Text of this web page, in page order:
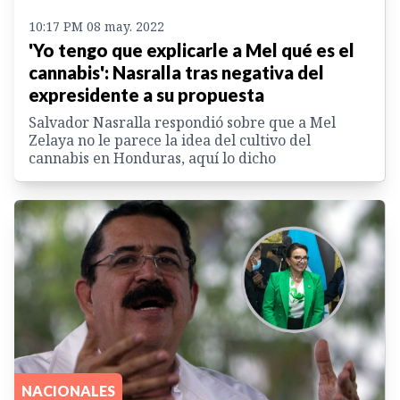
10:17 PM 08 may. 2022
'Yo tengo que explicarle a Mel qué es el
cannabis': Nasralla tras negativa del
expresidente a su propuesta
Salvador Nasralla respondió sobre que a Mel
Zelaya no le parece la idea del cultivo del
cannabis en Honduras, aquí lo dicho
NACIONALES